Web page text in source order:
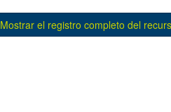
Mostrar el registro completo del